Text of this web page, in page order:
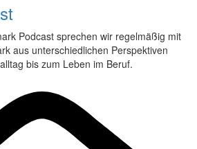
Podcast sprechen wir regelmäßig mit
aus unterschiedlichen Perspektiven
bis zum Leben im Beruf.